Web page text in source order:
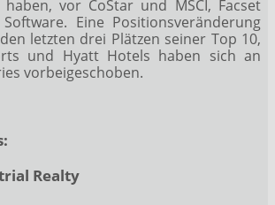
vor CoStar und MSCI, Facset
Eine Positionsveränderung
letzten drei Plätzen seiner Top 10,
und Hyatt Hotels haben sich an
vorbeigeschoben.
Realty